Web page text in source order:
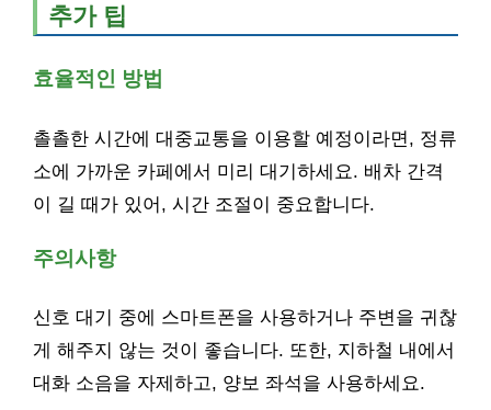
추가 팁
효율적인 방법
촐촐한 시간에 대중교통을 이용할 예정이라면, 정류
소에 가까운 카페에서 미리 대기하세요. 배차 간격
이 길 때가 있어, 시간 조절이 중요합니다.
주의사항
신호 대기 중에 스마트폰을 사용하거나 주변을 귀찮
게 해주지 않는 것이 좋습니다. 또한, 지하철 내에서
대화 소음을 자제하고, 양보 좌석을 사용하세요.